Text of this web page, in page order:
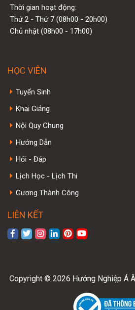
Thời gian hoạt động:
Thứ 2 - Thứ 7 (08h00 - 20h00)
Chủ nhật (08h00 - 17h00)
HỌC VIÊN
Tuyển Sinh
Khai Giảng
Nội Quy Chung
Hướng Dẫn
Hỏi - Đáp
Lịch Học - Lịch Thi
Gương Thành Công
LIÊN KẾT
Copyright © 2026 Hướng Nghiệp Á